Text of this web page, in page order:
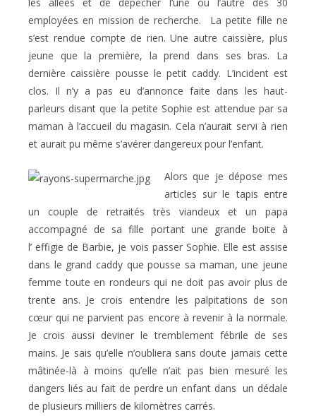
employées en mission de recherche. La petite fille ne
s’est rendue compte de rien. Une autre caissière, plus
jeune que la première, la prend dans ses bras. La
dernière caissière pousse le petit caddy. L’incident est
clos. Il n’y a pas eu d’annonce faite dans les haut-
parleurs disant que la petite Sophie est attendue par sa
maman à l’accueil du magasin. Cela n’aurait servi à rien
et aurait pu même s’avérer dangereux pour l’enfant.
Alors que je dépose mes
articles sur le tapis entre
un couple de retraités très viandeux et un papa
accompagné de sa fille portant une grande boite à
l’ effigie de Barbie, je vois passer Sophie. Elle est assise
dans le grand caddy que pousse sa maman, une jeune
femme toute en rondeurs qui ne doit pas avoir plus de
trente ans. Je crois entendre les palpitations de son
cœur qui ne parvient pas encore à revenir à la normale.
Je crois aussi deviner le tremblement fébrile de ses
mains. Je sais qu’elle n’oubliera sans doute jamais cette
mâtinée-là à moins qu’elle n’ait pas bien mesuré les
dangers liés au fait de perdre un enfant dans un dédale
de plusieurs milliers de kilomètres carrés.